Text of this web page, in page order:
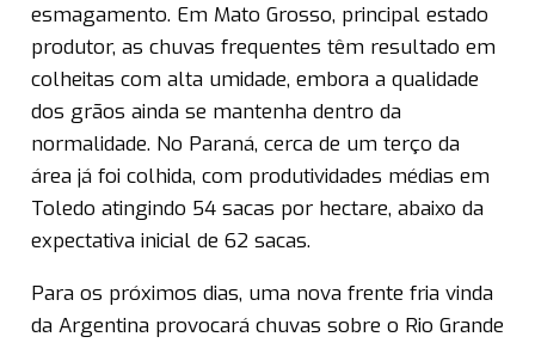
esmagamento. Em Mato Grosso, principal estado
produtor, as chuvas frequentes têm resultado em
colheitas com alta umidade, embora a qualidade
dos grãos ainda se mantenha dentro da
normalidade. No Paraná, cerca de um terço da
área já foi colhida, com produtividades médias em
Toledo atingindo 54 sacas por hectare, abaixo da
expectativa inicial de 62 sacas.
Para os próximos dias, uma nova frente fria vinda
da Argentina provocará chuvas sobre o Rio Grande